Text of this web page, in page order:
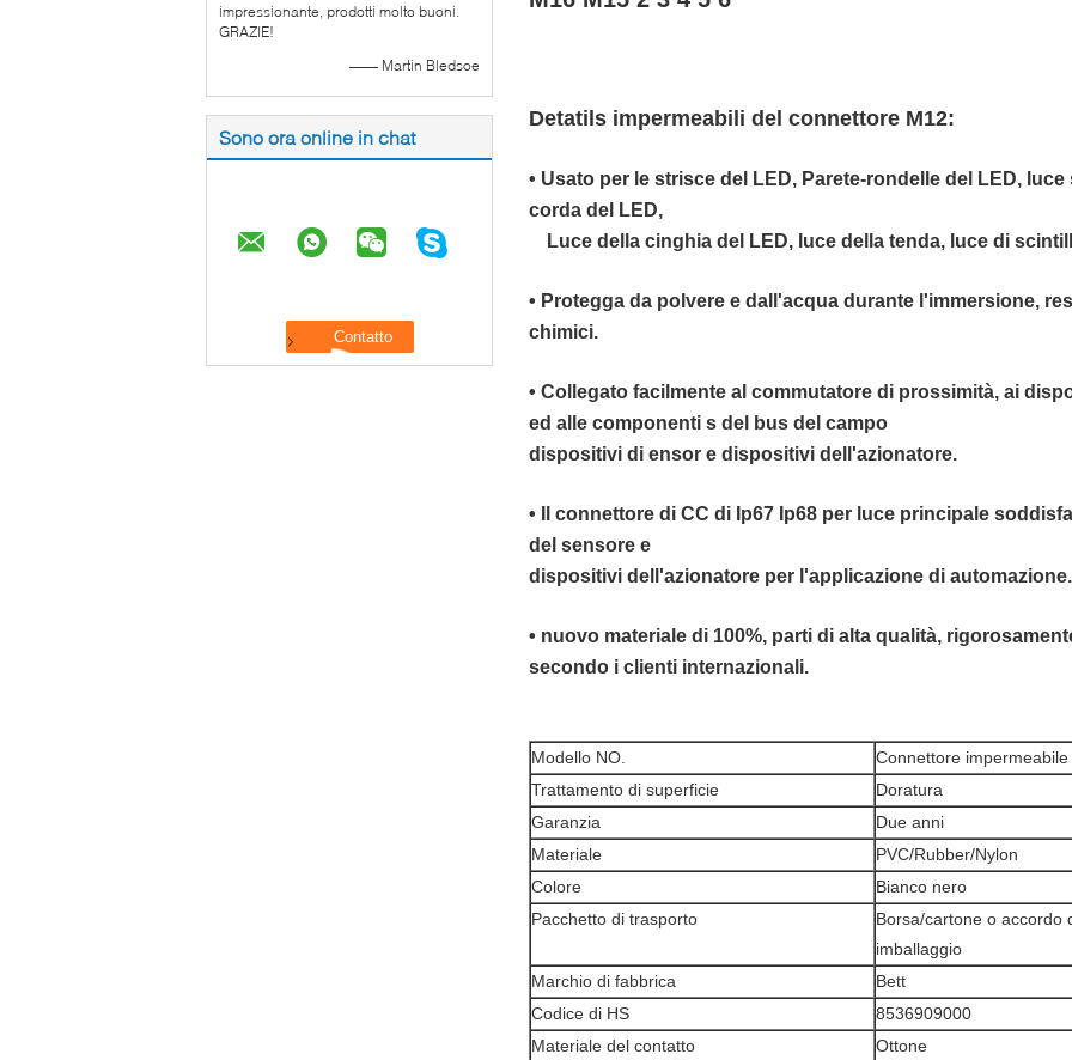
impressionante, prodotti molto buoni.
GRAZIE!
—— Martin Bledsoe
Sono ora online in chat
Detatils impermeabili del connettore M12:
• Usato per le strisce del LED, Parete-rondelle del LED,
corda del LED,
Luce della cinghia del LED, luce della tenda, luce di
• Protegga da polvere e dall'acqua durante l'immersione,
chimici.
• Collegato facilmente al commutatore di prossimità, ai
ed alle componenti s del bus del campo
dispositivi di ensor e dispositivi dell'azionatore.
• Il connettore di CC di Ip67 Ip68 per luce principale
del sensore e
dispositivi dell'azionatore per l'applicazione di automazione.
• nuovo materiale di 100%, parti di alta qualità,
secondo i clienti internazionali.
Modello NO.
Connettore impermeabile
Trattamento di superficie
Doratura
Garanzia
Due anni
Materiale
PVC/Rubber/Nylon
Colore
Bianco nero
Pacchetto di trasporto
Borsa/cartone o accordo
imballaggio
Marchio di fabbrica
Bett
Codice di HS
8536909000
Materiale del contatto
Ottone